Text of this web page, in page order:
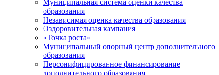
Муниципальная система оценки качества
образования
Независимая оценка качества образования
Оздоровительная кампания
«Точка роста»
Муниципальный опорный центр дополнительного
образования
Персонифицированное финансирование
дополнительного образования